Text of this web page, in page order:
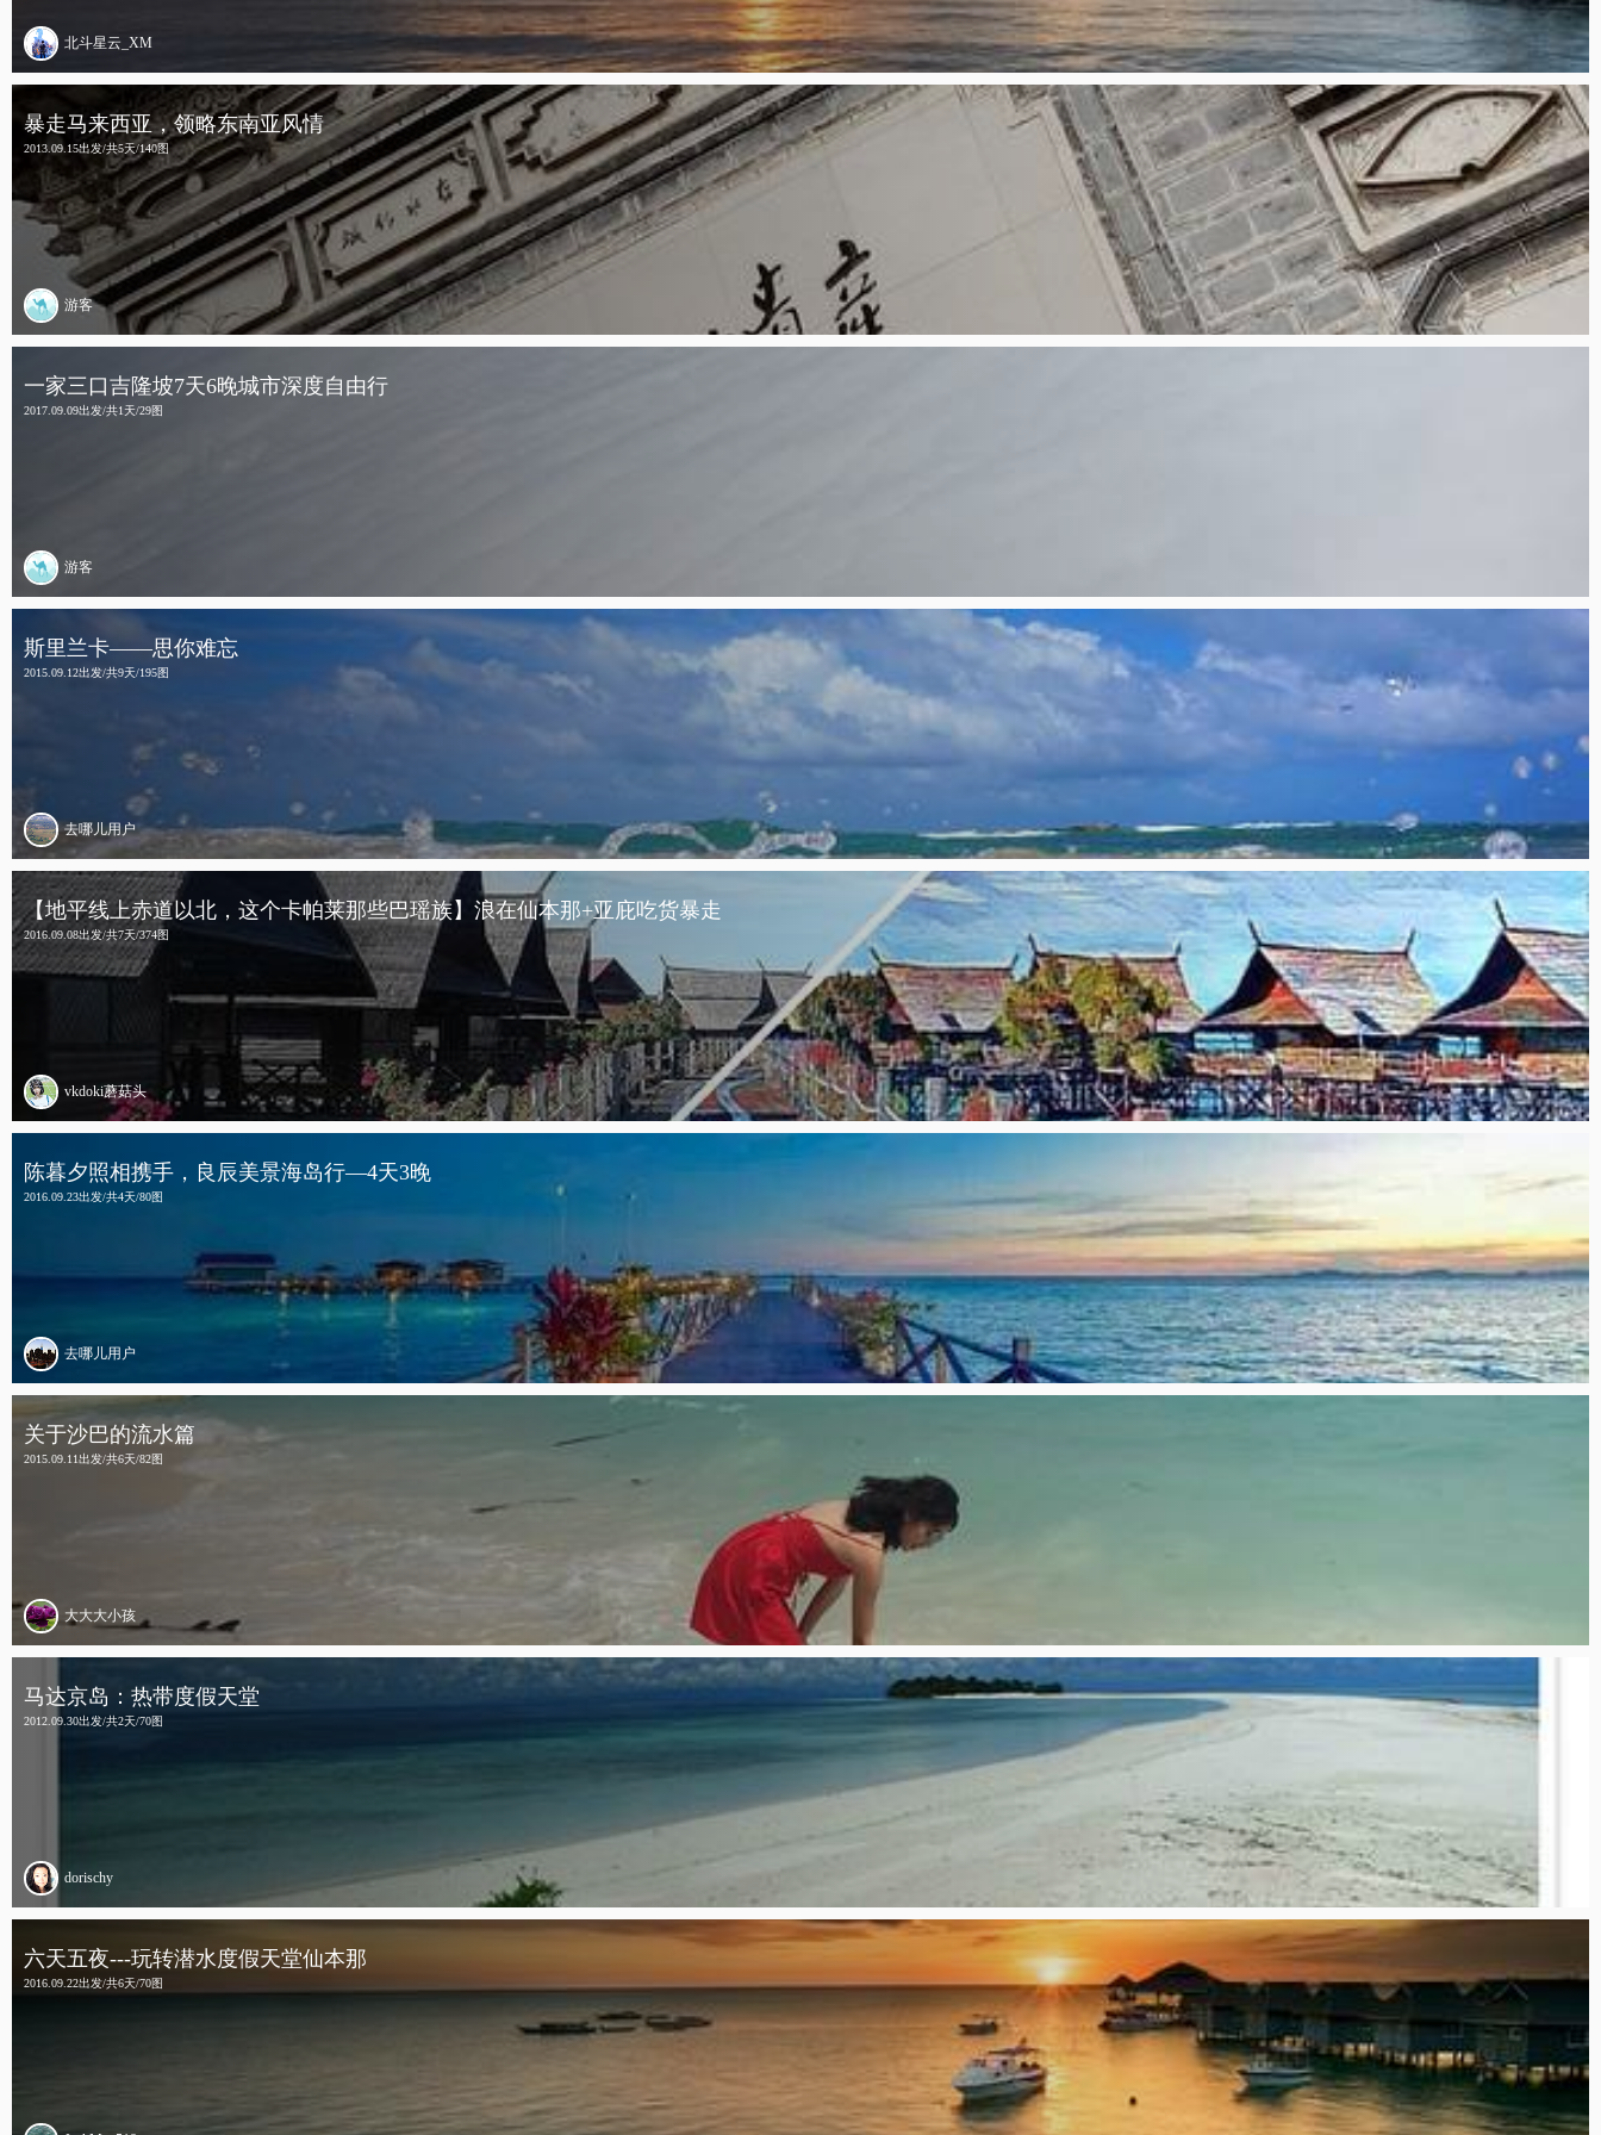
北斗星云_XM
暴走马来西亚，领略东南亚风情
2013.09.15出发/共5天/140图
游客
一家三口吉隆坡7天6晚城市深度自由行
2017.09.09出发/共1天/29图
游客
斯里兰卡——思你难忘
2015.09.12出发/共9天/195图
去哪儿用户
【地平线上赤道以北，这个卡帕莱那些巴瑶族】浪在仙本那+亚庇吃货暴走
2016.09.08出发/共7天/374图
vkdoki蘑菇头
陈暮夕照相携手，良辰美景海岛行—4天3晚
2016.09.23出发/共4天/80图
去哪儿用户
关于沙巴的流水篇
2015.09.11出发/共6天/82图
大大大小孩
马达京岛：热带度假天堂
2012.09.30出发/共2天/70图
dorischy
六天五夜---玩转潜水度假天堂仙本那
2016.09.22出发/共6天/70图